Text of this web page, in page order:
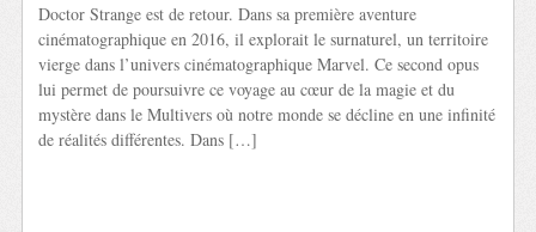
Doctor Strange est de retour. Dans sa première aventure
cinématographique en 2016, il explorait le surnaturel, un territoire
vierge dans l’univers cinématographique Marvel. Ce second opus
lui permet de poursuivre ce voyage au cœur de la magie et du
mystère dans le Multivers où notre monde se décline en une infinité
de réalités différentes. Dans […]